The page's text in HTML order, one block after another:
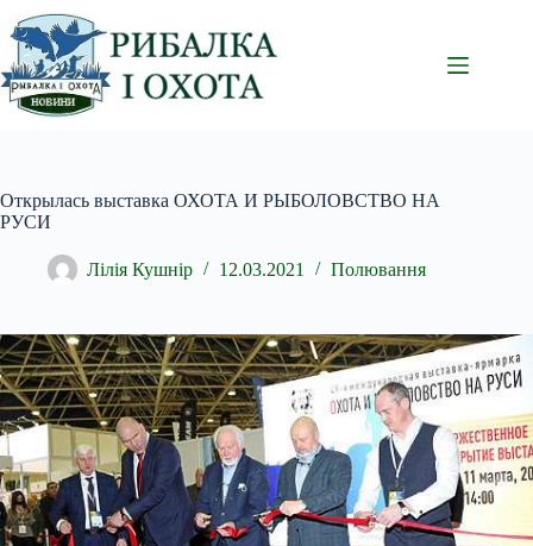
Перейти
до
вмісту
Открылась выставка ОХОТА И РЫБОЛОВСТВО НА
РУСИ
Лілія Кушнір 12.03.2021 Полювання